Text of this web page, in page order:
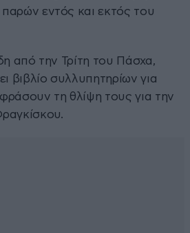
εντός και εκτός του
από την Τρίτη του Πάσχα,
βιβλίο συλλυπητηρίων για
τη θλίψη τους για την